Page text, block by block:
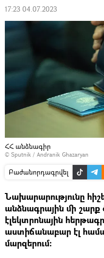
17:23 04.07.2023
ՀՀ անձնագիր
© Sputnik / Andranik Ghazaryan
Բաժանորդագրվել
Նախարարությունը
անձնագրային մի շարք
էլեկտրոնային
աստիճանաբար էլ
մարզերում։